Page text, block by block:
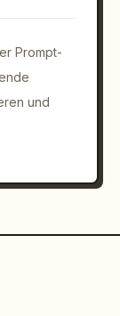
Prompt-
und